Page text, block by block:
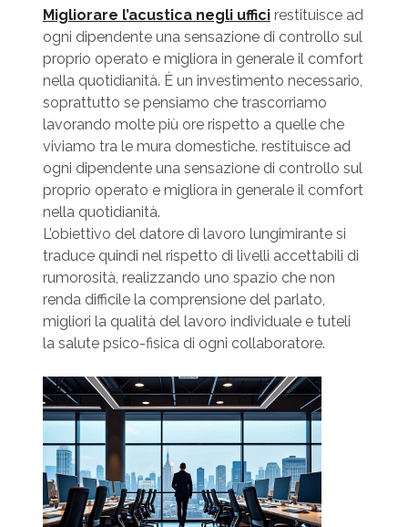
Migliorare l’acustica negli ufficirestituisce ad
ogni dipendente una sensazione di controllo sul
proprio operato e migliora in generale il comfort
nella quotidianità. È un investimento necessario,
soprattutto se pensiamo che trascorriamo
lavorando molte più ore rispetto a quelle che
viviamo tra le mura domestiche. restituisce ad
ogni dipendente una sensazione di controllo sul
proprio operato e migliora in generale il comfort
nella quotidianità.
L’obiettivo del datore di lavoro lungimirante si
traduce quindi nel rispetto di livelli accettabili di
rumorosità, realizzando uno spazio che non
renda difficile la comprensione del parlato,
migliori la qualità del lavoro individuale e tuteli
la salute psico-fisica di ogni collaboratore.